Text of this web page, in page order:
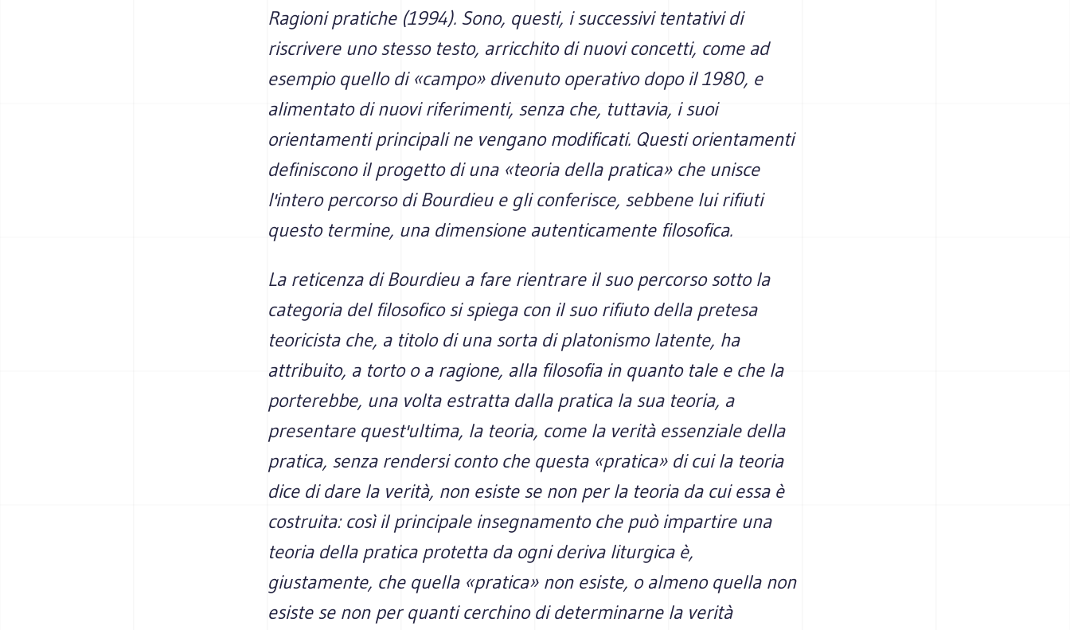
Ragioni pratiche (1994). Sono, questi, i successivi tentativi di
riscrivere uno stesso testo, arricchito di nuovi concetti, come ad
esempio quello di «campo» divenuto operativo dopo il 1980, e
alimentato di nuovi riferimenti, senza che, tuttavia, i suoi
orientamenti principali ne vengano modificati. Questi orientamenti
definiscono il progetto di una «teoria della pratica» che unisce
l'intero percorso di Bourdieu e gli conferisce, sebbene lui rifiuti
questo termine, una dimensione autenticamente filosofica.
La reticenza di Bourdieu a fare rientrare il suo percorso sotto la
categoria del filosofico si spiega con il suo rifiuto della pretesa
teoricista che, a titolo di una sorta di platonismo latente, ha
attribuito, a torto o a ragione, alla filosofia in quanto tale e che la
porterebbe, una volta estratta dalla pratica la sua teoria, a
presentare quest'ultima, la teoria, come la verità essenziale della
pratica, senza rendersi conto che questa «pratica» di cui la teoria
dice di dare la verità, non esiste se non per la teoria da cui essa è
costruita: così il principale insegnamento che può impartire una
teoria della pratica protetta da ogni deriva liturgica è,
giustamente, che quella «pratica» non esiste, o almeno quella non
esiste se non per quanti cerchino di determinarne la verità